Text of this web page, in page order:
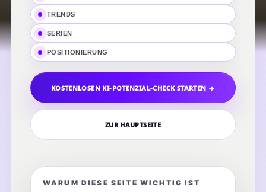
TRENDS
SERIEN
POSITIONIERUNG
KOSTENLOSEN KI-POTENZIAL-CHECK STARTEN →
ZUR HAUPTSEITE
WARUM DIESE SEITE WICHTIG IST